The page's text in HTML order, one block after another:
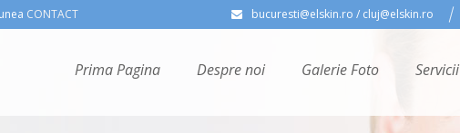
CONTACT bucuresti@elskin.ro / cluj@elskin.ro
Prima Pagina Despre noi Galerie Foto Servicii